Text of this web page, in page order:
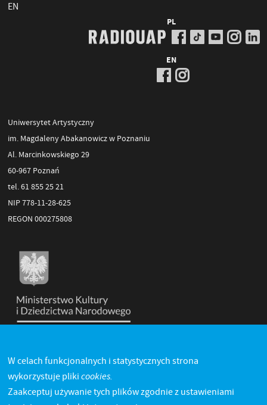
EN
PL
EN
Uniwersytet Artystyczny
im. Magdaleny Abakanowicz w Poznaniu
Al. Marcinkowskiego 29
60-967 Poznań
tel. 61 855 25 21
NIP 778-11-28-625
REGON 000275808
W celach funkcjonalnych i statystycznych strona
wykorzystuje pliki cookies.
Zaakceptuj używanie tych plików zgodnie z ustawieniami